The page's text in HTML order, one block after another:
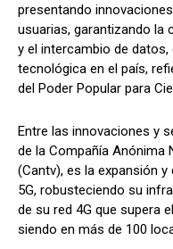
presentando
usuarias, garantizando la
y el intercambio de
tecnológica en el país,
del Poder Popular para
Entre las innovaciones y
de la Compañía Anónima
(Cantv), es la expansión
5G, robusteciendo su
de su red 4G que supera
siendo en más de 100